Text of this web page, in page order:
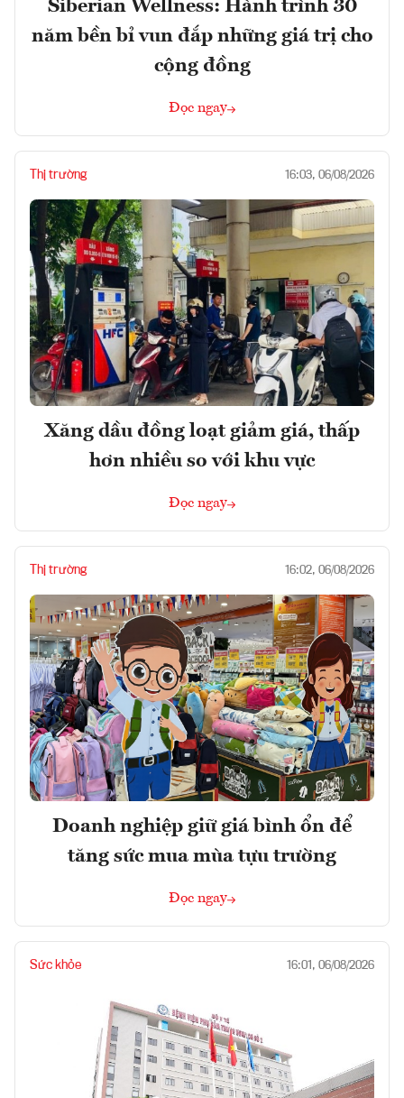
Siberian Wellness: Hành trình 30
năm bền bỉ vun đắp những giá trị cho
cộng đồng
Đọc ngay
Thị trường 16:03, 06/08/2026
Xăng dầu đồng loạt giảm giá, thấp
hơn nhiều so với khu vực
Đọc ngay
Thị trường 16:02, 06/08/2026
Doanh nghiệp giữ giá bình ổn để
tăng sức mua mùa tựu trường
Đọc ngay
Sức khỏe 16:01, 06/08/2026